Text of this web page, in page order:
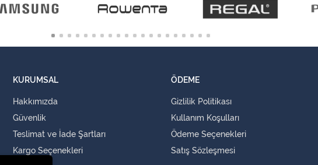
KURUMSAL
Hakkımızda
Güvenlik
Teslimat ve İade Şartları
Kargo Seçenekleri
ÖDEME
Gizlilik Politikası
Kullanım Koşulları
Ödeme Seçenekleri
Satış Sözleşmesi